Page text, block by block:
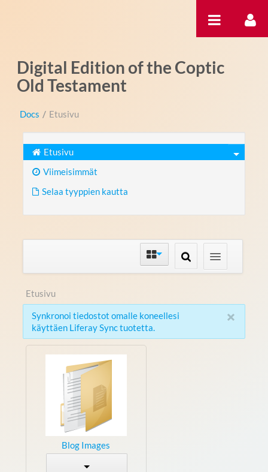
Digital Edition of the Coptic
Old Testament
Docs / Etusivu
Etusivu
Viimeisimmät
Selaa tyyppien kautta
Etusivu
×
Synkronoi tiedostot omalle koneellesi
käyttäen Liferay Sync tuotetta.
Blog Images